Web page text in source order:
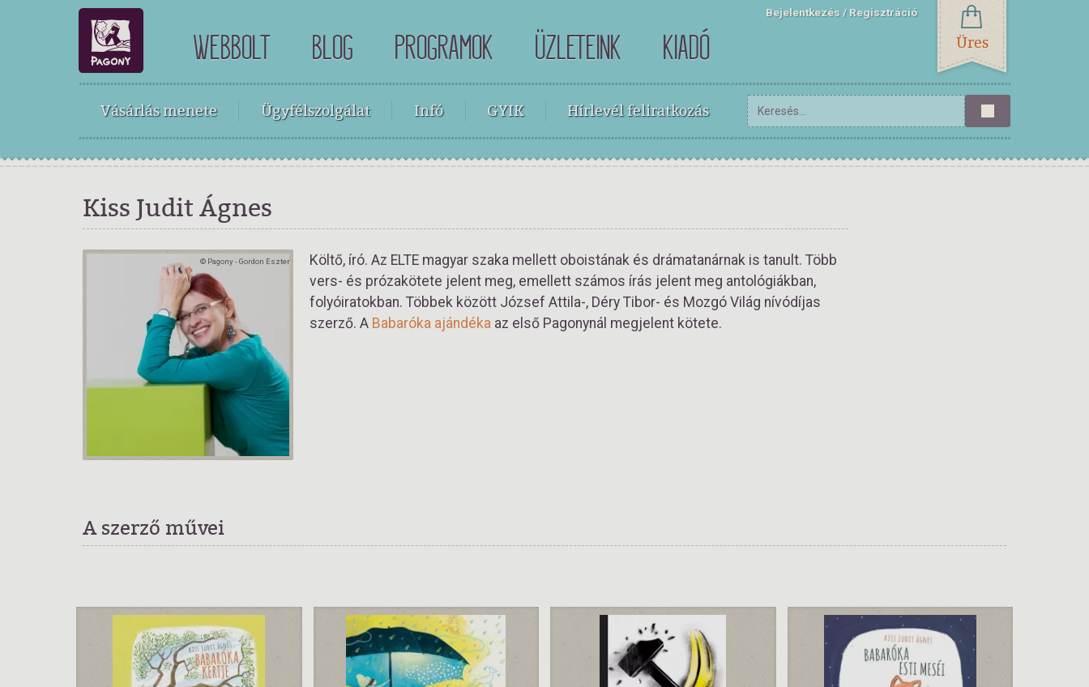
WEBBOLT BLOG PROGRAMOK ÜZLETEINK KIADÓ
Bejelentkezés Regisztráció
Üres
Vásárlás menete Ügyfélszolgálat Infó GYIK Hírlevél feliratkozás
Kiss Judit Ágnes
© Pagony - Gordon Eszter
Költő, író. Az ELTE magyar szaka mellett oboistának és drámatanárnak is tanult. Több
vers- és prózakötete jelent meg, emellett számos írás jelent meg antológiákban,
folyóiratokban. Többek között József Attila-, Déry Tibor- és Mozgó Világ nívódíjas
szerző. A Babaróka ajándéka az első Pagonynál megjelent kötete.
A szerző művei